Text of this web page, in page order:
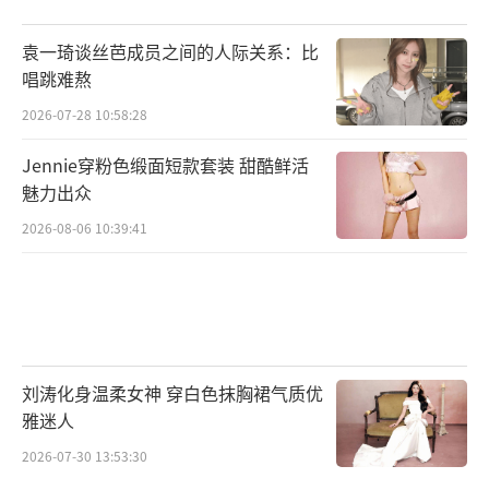
袁一琦谈丝芭成员之间的人际关系：比
唱跳难熬
2026-07-28 10:58:28
Jennie穿粉色缎面短款套装 甜酷鲜活
魅力出众
2026-08-06 10:39:41
刘涛化身温柔女神 穿白色抹胸裙气质优
雅迷人
2026-07-30 13:53:30